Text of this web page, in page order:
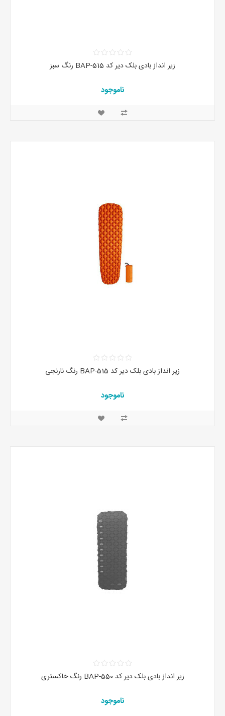
زیر انداز بادی بلک دیر کد BAP-515 رنگ سبز
ناموجود
زیر انداز بادی بلک دیر کد BAP-515 رنگ نارنجی
ناموجود
زیر انداز بادی بلک دیر کد BAP-550 رنگ خاکستری
ناموجود